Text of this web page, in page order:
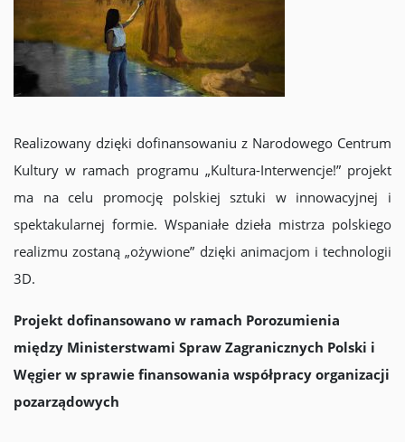
Realizowany dzięki dofinansowaniu z Narodowego Centrum
Kultury w ramach programu „Kultura-Interwencje!” projekt
ma na celu promocję polskiej sztuki w innowacyjnej i
spektakularnej formie. Wspaniałe dzieła mistrza polskiego
realizmu zostaną „ożywione” dzięki animacjom i technologii
3D.
Projekt dofinansowano w ramach Porozumienia
między Ministerstwami Spraw Zagranicznych Polski i
Węgier w sprawie finansowania współpracy organizacji
pozarządowych